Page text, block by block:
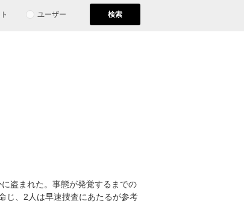
ユーザー 検索
盗まれた。事態が発覚するまでの
じ、2人は早速捜査にあたるが参考